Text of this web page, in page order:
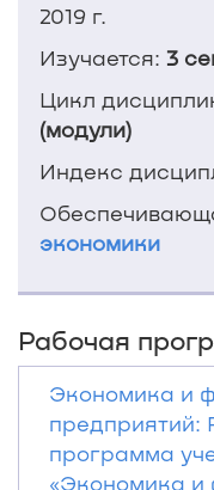
2019 г.
Изучается: 3
Цикл
(модули)
Индекс
экономики
Рабочая
Экономика и
предприятий:
программа
«Экономика и